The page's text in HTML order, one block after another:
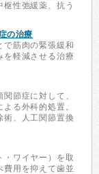
性弛緩薬、抗う
の治療
筋肉の緊張緩和
軽減させる治療
節症に対して、
る外科的処置。
、人工関節置換
ワイヤー）を取
費用を抑えて歯並